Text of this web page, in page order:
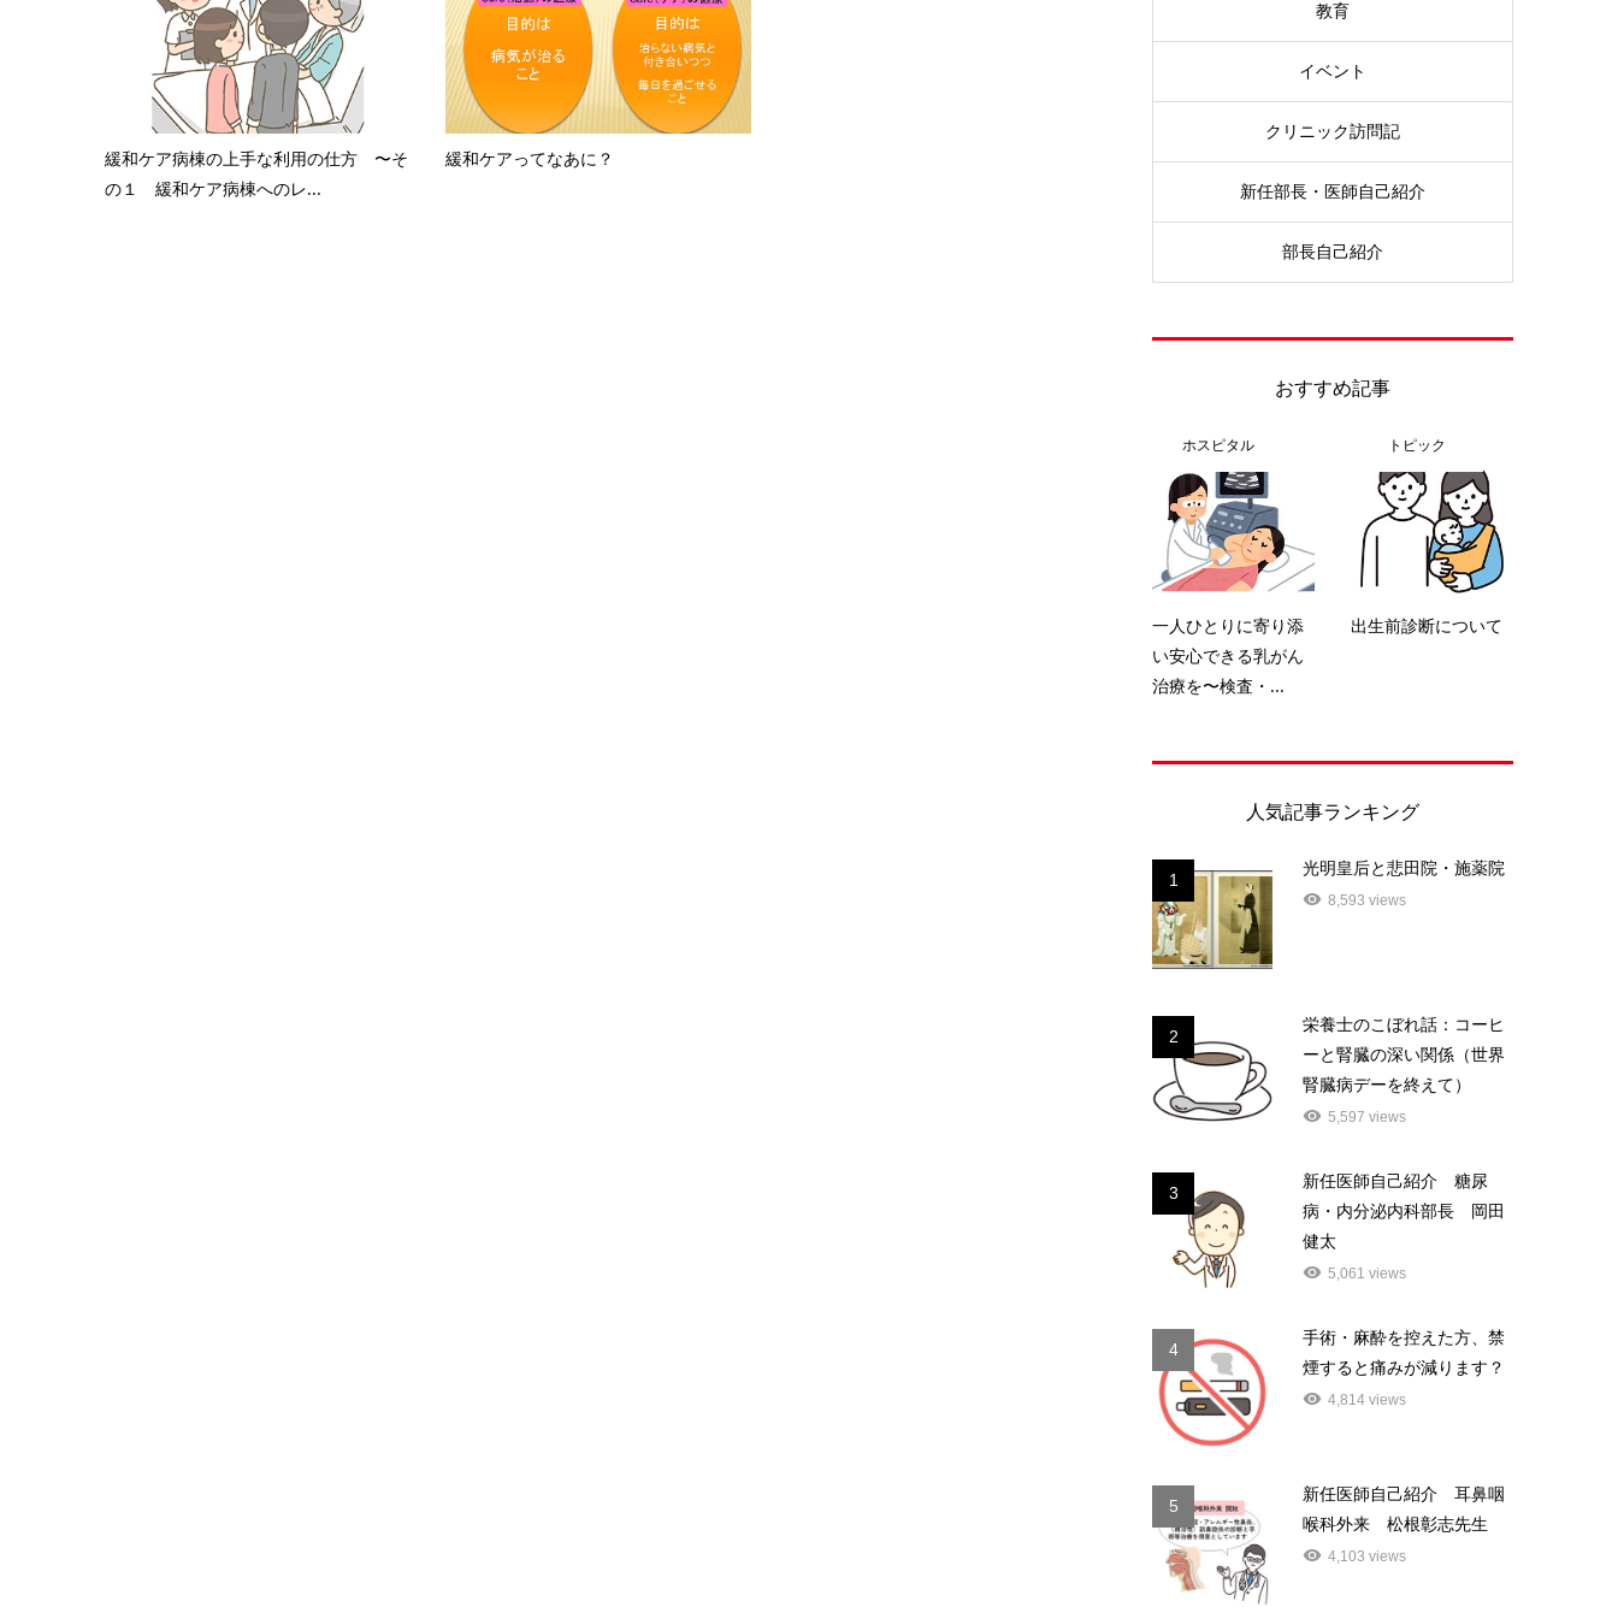
緩和ケア病棟の上手な利用の仕方 〜そ
の１ 緩和ケア病棟へのレ...
緩和ケアってなあに？
教育
イベント
クリニック訪問記
新任部長・医師自己紹介
部長自己紹介
おすすめ記事
ホスピタル
一人ひとりに寄り添
い安心できる乳がん
治療を〜検査・...
トピック
出生前診断について
人気記事ランキング
1
光明皇后と悲田院・施薬院
8,593 views
2
栄養士のこぼれ話：コーヒ
ーと腎臓の深い関係（世界
腎臓病デーを終えて）
5,597 views
3
新任医師自己紹介 糖尿
病・内分泌内科部長 岡田
健太
5,061 views
4
手術・麻酔を控えた方、禁
煙すると痛みが減ります？
4,814 views
5
新任医師自己紹介 耳鼻咽
喉科外来 松根彰志先生
4,103 views